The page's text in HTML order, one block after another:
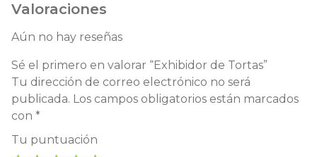
Valoraciones
Aún no hay reseñas
Sé el primero en valorar “Exhibidor de Tortas”
Tu dirección de correo electrónico no será
publicada. Los campos obligatorios están marcados
con *
Tu puntuación